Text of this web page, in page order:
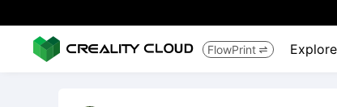
FlowPrint  Explore